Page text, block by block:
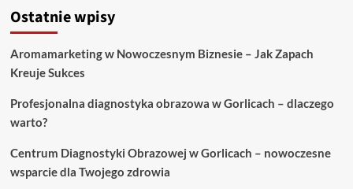
Do
użyć
Ostatnie wpisy
Aromamarketing w Nowoczesnym Biznesie – Jak Zapach
Kreuje Sukces
Profesjonalna diagnostyka obrazowa w Gorlicach – dlaczego
warto?
Centrum Diagnostyki Obrazowej w Gorlicach – nowoczesne
wsparcie dla Twojego zdrowia